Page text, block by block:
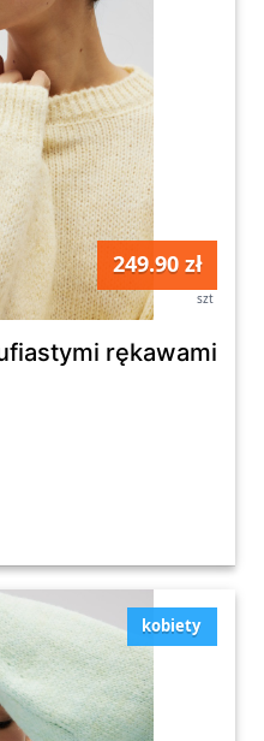
249.90 zł
szt
rękawami w
kobiety